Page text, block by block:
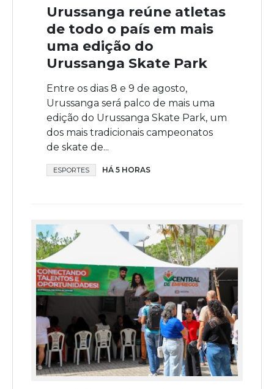
Urussanga reúne atletas
de todo o país em mais
uma edição do
Urussanga Skate Park
Entre os dias 8 e 9 de agosto,
Urussanga será palco de mais uma
edição do Urussanga Skate Park, um
dos mais tradicionais campeonatos
de skate de...
ESPORTES HÁ 5 HORAS